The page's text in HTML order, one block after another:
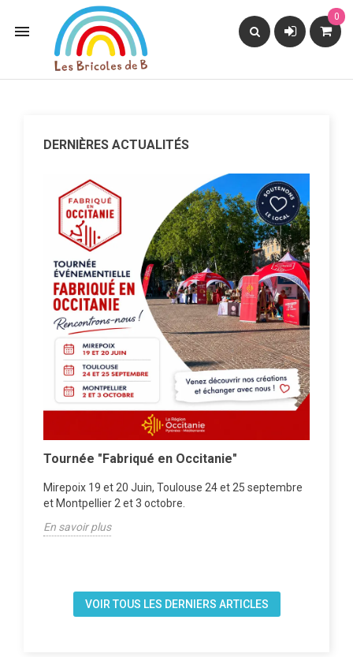

0
DERNIÈRES ACTUALITÉS
Tournée "Fabriqué en Occitanie"
Mirepoix 19 et 20 Juin, Toulouse 24 et 25 septembre
et Montpellier 2 et 3 octobre.
En savoir plus
VOIR TOUS LES DERNIERS ARTICLES